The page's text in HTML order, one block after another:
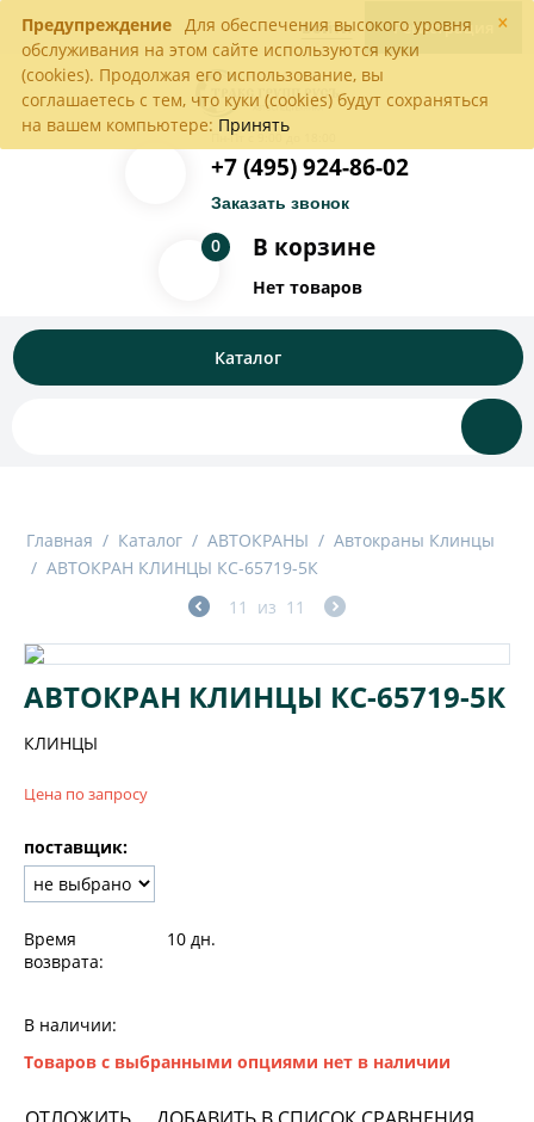
×
Предупреждение Для обеспечения высокого уровня
обслуживания на этом сайте используются куки
(cookies). Продолжая его использование, вы
соглашаетесь с тем, что куки (cookies) будут сохраняться
на вашем компьютере: Принять
Войти Регистрация
Пн-Пт с 9:00 до 18:00
+7 (495) 924-86-02
Заказать звонок
В корзине
0
Нет товаров
Каталог
Главная / Каталог / АВТОКРАНЫ / Автокраны Клинцы
/ АВТОКРАН КЛИНЦЫ КС-65719-5К
11
из 11
АВТОКРАН КЛИНЦЫ КС-65719-5К
КЛИНЦЫ
Цена по запросу
поставщик:
Время
возврата:
10 дн.
В наличии:
Товаров с выбранными опциями нет в наличии